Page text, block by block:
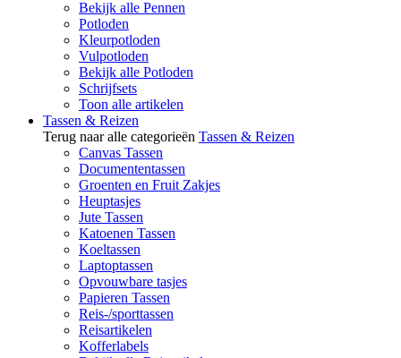
Bekijk alle Pennen
Potloden
Kleurpotloden
Vulpotloden
Bekijk alle Potloden
Schrijfsets
Toon alle artikelen
Tassen & Reizen
Terug naar alle categorieën Tassen & Reizen
Canvas Tassen
Documententassen
Groenten en Fruit Zakjes
Heuptasjes
Jute Tassen
Katoenen Tassen
Koeltassen
Laptoptassen
Opvouwbare tasjes
Papieren Tassen
Reis-/sporttassen
Reisartikelen
Kofferlabels